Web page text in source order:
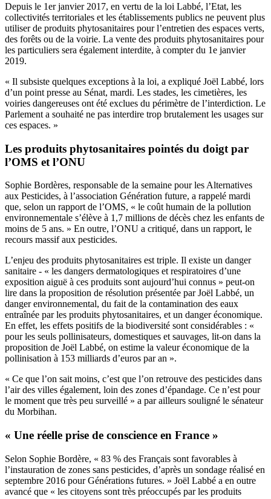
Depuis le 1er janvier 2017, en vertu de la loi Labbé, l’Etat, les
collectivités territoriales et les établissements publics ne peuvent plus
utiliser de produits phytosanitaires pour l’entretien des espaces verts,
des forêts ou de la voirie. La vente des produits phytosanitaires pour
les particuliers sera également interdite, à compter du 1e janvier
2019.
« Il subsiste quelques exceptions à la loi, a expliqué Joël Labbé, lors
d’un point presse au Sénat, mardi. Les stades, les cimetières, les
voiries dangereuses ont été exclues du périmètre de l’interdiction. Le
Parlement a souhaité ne pas interdire trop brutalement les usages sur
ces espaces. »
Les produits phytosanitaires pointés du doigt par
l’OMS et l’ONU
Sophie Bordères, responsable de la semaine pour les Alternatives
aux Pesticides, à l’association Génération future, a rappelé mardi
que, selon un rapport de l’OMS, « le coût humain de la pollution
environnementale s’élève à 1,7 millions de décès chez les enfants de
moins de 5 ans. » En outre, l’ONU a critiqué, dans un rapport, le
recours massif aux pesticides.
L’enjeu des produits phytosanitaires est triple. Il existe un danger
sanitaire - « les dangers dermatologiques et respiratoires d’une
exposition aiguë à ces produits sont aujourd’hui connus » peut-on
lire dans la proposition de résolution présentée par Joël Labbé, un
danger environnemental, du fait de la contamination des eaux
entraînée par les produits phytosanitaires, et un danger économique.
En effet, les effets positifs de la biodiversité sont considérables : «
pour les seuls pollinisateurs, domestiques et sauvages, lit-on dans la
proposition de Joël Labbé, on estime la valeur économique de la
pollinisation à 153 milliards d’euros par an ».
« Ce que l’on sait moins, c’est que l’on retrouve des pesticides dans
l’air des villes également, loin des zones d’épandage. Ce n’est pour
le moment que très peu surveillé » a par ailleurs souligné le sénateur
du Morbihan.
« Une réelle prise de conscience en France »
Selon Sophie Bordère, « 83 % des Français sont favorables à
l’instauration de zones sans pesticides, d’après un sondage réalisé en
septembre 2016 pour Générations futures. » Joël Labbé a en outre
avancé que « les citoyens sont très préoccupés par les produits